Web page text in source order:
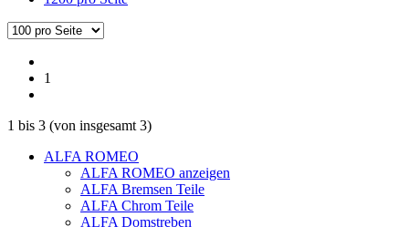
1
1 bis 3 (von insgesamt 3)
ALFA ROMEO
ALFA ROMEO anzeigen
ALFA Bremsen Teile
ALFA Chrom Teile
ALFA Domstreben